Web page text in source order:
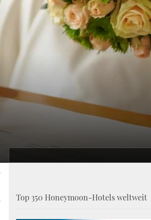
Top 350 Honeymoon-Hotels weltweit